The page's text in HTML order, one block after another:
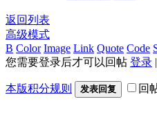
返回列表
高级模式
B Color Image Link Quote Code
您需要登录后才可以回帖 登录 |
本版积分规则 发表回复 回